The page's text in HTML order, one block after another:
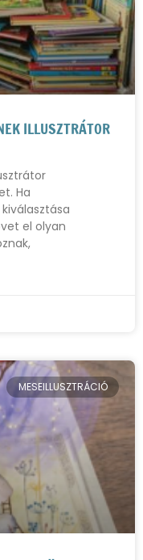
ILLUSZTRÁTOR
Ha
el olyan
MESEILLUSZTRÁCIÓ